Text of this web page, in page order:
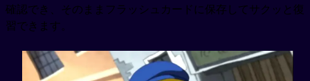
確認でき、そのままフラッシュカードに保存してサクッと復
習できます。